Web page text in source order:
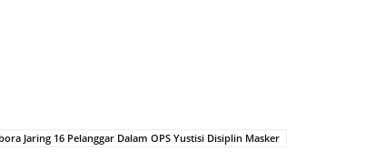
Jaring 16 Pelanggar Dalam OPS Yustisi Disiplin Masker